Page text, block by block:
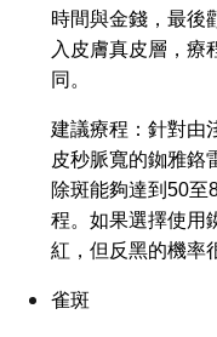
時間與金錢，最後
入皮膚真皮層，療
同。
建議療程：針對由
皮秒脈寬的銣雅鉻
除斑能夠達到50至
程。如果選擇使用
紅，但反黑的機率
雀斑